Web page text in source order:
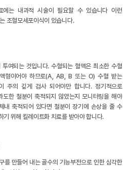
에는 내과적 시술이 필요할 수 있습니다 이런
조혈모세포이식이 있습니다.
여되는 것입니다. 수혈되는 혈액은 최소한 수혈
형이어야 하므로(A, AB, B 또는 O) 수혈 받는
주의 깊게 검사 되어야만 합니다. 정기적으로
한 철분이 축적되지 않았는지 모니터링을 해야
내 축적되어 있다면 철분이 장기에 손상을 줄 수
기 위해 킬레이트화 치료를 받아야 합니다.
를 만들어 내는 골수의 기능부전으로 인한 심각한